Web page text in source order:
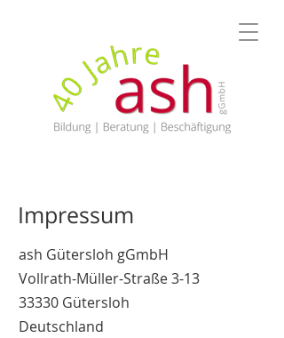
Impressum
ash Gütersloh gGmbH
Vollrath-Müller-Straße 3-13
33330 Gütersloh
Deutschland